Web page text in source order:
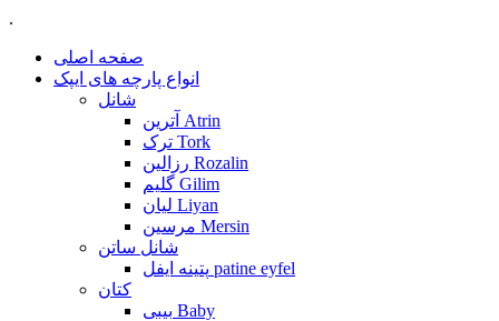
.
صفحه اصلی
انواع پارچه های ایپک
شانل
آترین Atrin
ترک Tork
رزالین Rozalin
گلیم Gilim
لیان Liyan
مرسین Mersin
شانل ساتن
پتینه ایفل patine eyfel
کتان
بیبی Baby